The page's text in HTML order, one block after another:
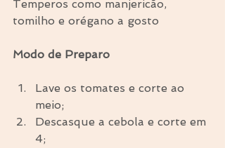
Temperos como manjericão,
tomilho e orégano a gosto
Modo de Preparo
Lave os tomates e corte ao
meio;
Descasque a cebola e corte em
4;